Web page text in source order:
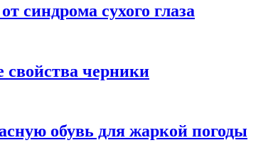
синдрома сухого глаза
свойства черники
обувь для жаркой погоды